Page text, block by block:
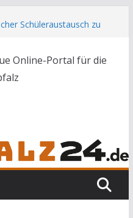
Schüleraustausch zu
in Gebäude in Reuth
in Weiden
Online-Portal für die